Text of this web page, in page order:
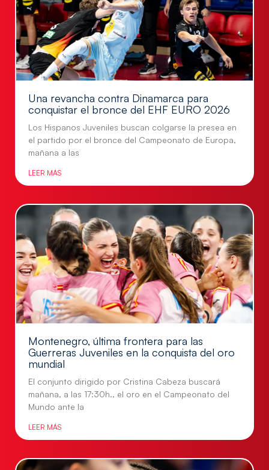
Una revancha contra Dinamarca para
conquistar el bronce del EHF EURO 2026
Los Hispanos Juveniles buscan colgarse la presea en
el partido por el bronce del Campeonato de Europa,
mañana a las
LEER MÁS
Montenegro, última frontera para las
Guerreras Juveniles en la conquista del oro
mundial
El conjunto dirigido por Cristina Cabeza buscará
mañana, a las 17:30h., el oro en el Campeonato del
Mundo ante la
LEER MÁS